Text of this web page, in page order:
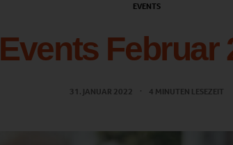
EVENTS
Events Februar
31. JANUAR 2022 4 MINUTEN LESEZEIT